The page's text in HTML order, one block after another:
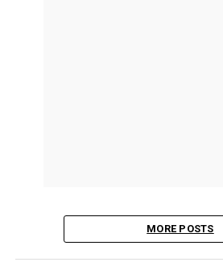
MORE POSTS